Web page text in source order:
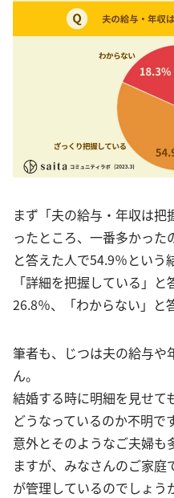
まず「夫の給与・年収は
ったところ、一番多かった
と答えた人で54.9％という
「詳細を把握している」
26.8％、「わからない」と
筆者も、じつは夫の給与や
ん。
結婚する時に明細を見せて
どうなっているのか不明で
意外とそのようなご夫婦も
ますが、みなさんのご家
が管理しているのでしょう